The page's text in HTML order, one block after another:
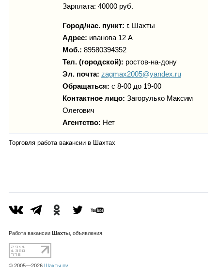
Зарплата: 40000 руб.
Город/нас. пункт: г. Шахты
Адрес: иванова 12 А
Моб.: 89580394352
Тел. (городской): ростов-на-дону
Эл. почта: zagmax2005@yandex.ru
Обращаться: с 8-00 до 19-00
Контактное лицо: Загорулько Максим
Олегович
Агентство: Нет
Торговля работа вакансии в Шахтах
Работа вакансии Шахты, объявления.
© 2005—2026 Шахты.ру